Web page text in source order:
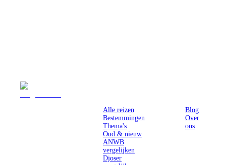
Alle reizen
Bestemmingen
Thema's
Oud & nieuw
ANWB
vergelijken
Djoser
Blog
Over
ons